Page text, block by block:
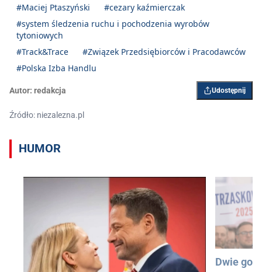
#Maciej Ptaszyński
#cezary kaźmierczak
#system śledzenia ruchu i pochodzenia wyrobów
tytoniowych
#Track&Trace
#Związek Przedsiębiorców i Pracodawców
#Polska Izba Handlu
Autor: redakcja Udostępnij
Źródło: niezalezna.pl
HUMOR
Dwie